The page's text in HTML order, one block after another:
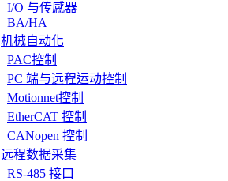
I/O 与传感器
BA/HA
机械自动化
PAC控制
PC 端与远程运动控制
Motionnet控制
EtherCAT 控制
CANopen 控制
远程数据采集
RS-485 接口